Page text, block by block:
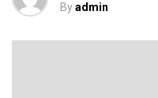
Byadmin